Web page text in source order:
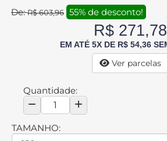
De:R$ 603,96 55% de desconto!
R$ 271,78
EM ATÉ 5X DE R$ 54,36
Ver parcelas
Quantidade:
TAMANHO: